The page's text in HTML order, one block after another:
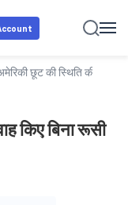
छूट की स्थिति की
किए बिना रूसी